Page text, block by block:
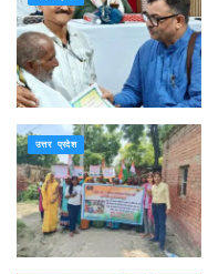
उत्तर प्रदेश